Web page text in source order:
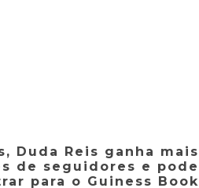
Duda Reis ganha mais
de seguidores e pode
para o Guiness Book